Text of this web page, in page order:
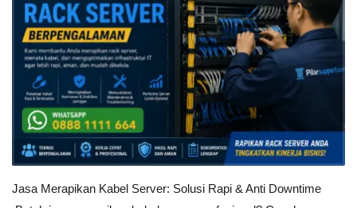
Jasa Merapikan Kabel Server: Solusi Rapi & Anti Downtime